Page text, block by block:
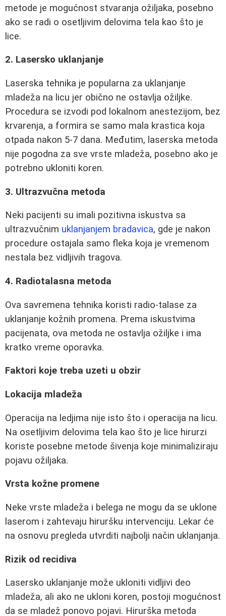
metode je mogućnost stvaranja ožiljaka, posebno
ako se radi o osetljivim delovima tela kao što je
lice.
2. Lasersko uklanjanje
Laserska tehnika je popularna za uklanjanje
mladeža na licu jer obično ne ostavlja ožiljke.
Procedura se izvodi pod lokalnom anestezijom, bez
krvarenja, a formira se samo mala krastica koja
otpada nakon 5-7 dana. Međutim, laserska metoda
nije pogodna za sve vrste mladeža, posebno ako je
potrebno ukloniti koren.
3. Ultrazvučna metoda
Neki pacijenti su imali pozitivna iskustva sa
ultrazvučnim uklanjanjem bradavica, gde je nakon
procedure ostajala samo fleka koja je vremenom
nestala bez vidljivih tragova.
4. Radiotalasna metoda
Ova savremena tehnika koristi radio-talase za
uklanjanje kožnih promena. Prema iskustvima
pacijenata, ova metoda ne ostavlja ožiljke i ima
kratko vreme oporavka.
Faktori koje treba uzeti u obzir
Lokacija mladeža
Operacija na ledjima nije isto što i operacija na licu.
Na osetljivim delovima tela kao što je lice hirurzi
koriste posebne metode šivenja koje minimaliziraju
pojavu ožiljaka.
Vrsta kožne promene
Neke vrste mladeža i belega ne mogu da se uklone
laserom i zahtevaju hiruršku intervenciju. Lekar će
na osnovu pregleda utvrditi najbolji način uklanjanja.
Rizik od recidiva
Lasersko uklanjanje može ukloniti vidljivi deo
mladeža, ali ako ne ukloni koren, postoji mogućnost
da se mladež ponovo pojavi. Hirurška metoda